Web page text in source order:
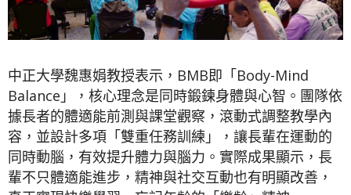
中正大學魏惠娟教授表示，BMB即「Body-Mind
Balance」，核心理念是同時鍛鍊身體與心智。團隊依
據長者的體適能前測與課堂觀察，滾動式調整教學內
容，並設計多項「雙重任務訓練」，讓長輩在運動的
同時動腦，有效提升體力與腦力。實際成果顯示，長
輩不只體適能進步，精神與社交互動也有明顯改善，